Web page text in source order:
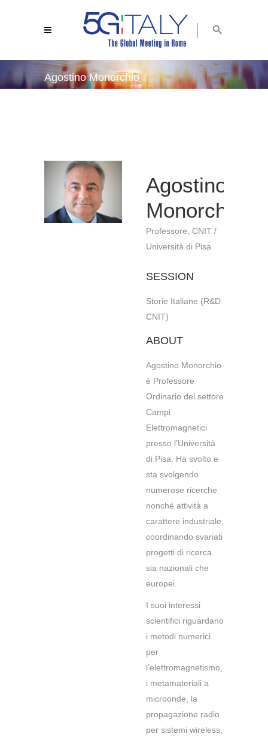
Agostino Monorchio
Agostino
Monorchio
Professore, CNIT /
Università di Pisa
SESSION
Storie Italiane (R&D
CNIT)
ABOUT
Agostino Monorchio
è Professore
Ordinario del settore
Campi
Elettromagnetici
presso l’Università
di Pisa. Ha svolto e
sta svolgendo
numerose ricerche
nonché attività a
carattere industriale,
coordinando svariati
progetti di ricerca
sia nazionali che
europei.
I suoi interessi
scientifici riguardano
i metodi numerici
per
l’elettromagnetismo,
i metamateriali a
microonde, la
propagazione radio
per sistemi wireless,